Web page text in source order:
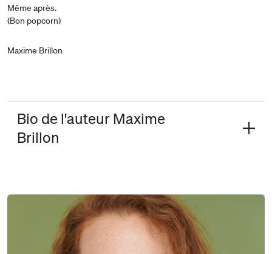
Même après.
(Bon popcorn)
Maxime Brillon
Bio de l'auteur Maxime
Brillon